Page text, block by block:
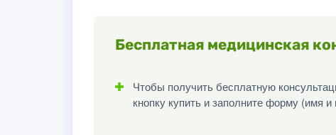
Бесплатная медицинская
Чтобы получить бесплатную
кнопку купить и заполните форму (имя